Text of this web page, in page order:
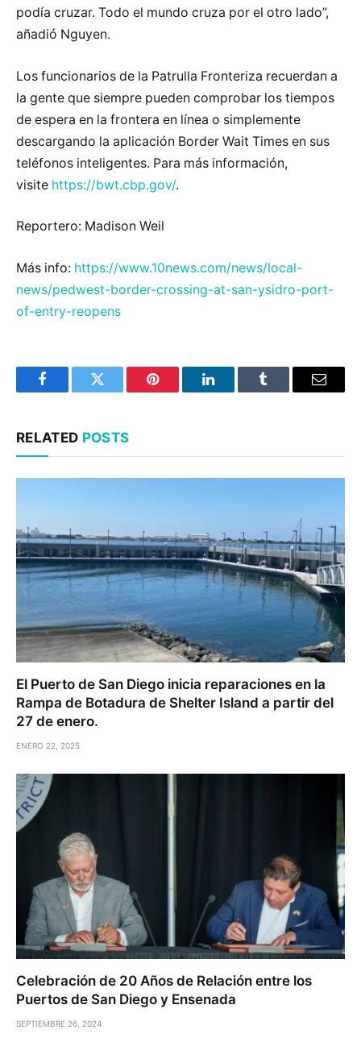
podía cruzar. Todo el mundo cruza por el otro lado”,
añadió Nguyen.
Los funcionarios de la Patrulla Fronteriza recuerdan a
la gente que siempre pueden comprobar los tiempos
de espera en la frontera en línea o simplemente
descargando la aplicación Border Wait Times en sus
teléfonos inteligentes. Para más información,
visite https://bwt.cbp.gov/.
Reportero: Madison Weil
Más info: https://www.10news.com/news/local-
news/pedwest-border-crossing-at-san-ysidro-port-
of-entry-reopens
FacebookTwitter Pinterest LinkedInTumblr Email
RELATED POSTS
El Puerto de San Diego inicia reparaciones en la
Rampa de Botadura de Shelter Island a partir del
27 de enero.
ENERO 22, 2025
Celebración de 20 Años de Relación entre los
Puertos de San Diego y Ensenada
SEPTIEMBRE 26, 2024